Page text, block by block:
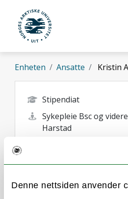
Denne nettsiden anvender
Gå til hovedinnhold
UiT Norges arktiske
Enheten Ansatte Kristin
Stipendiat
Sykepleie Bsc og
Harstad